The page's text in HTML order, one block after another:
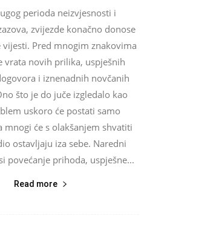
perioda neizvjesnosti i
zvijezde konačno donose
vijesti. Pred mnogim znakovima
vrata novih prilika, uspješnih
i iznenadnih novčanih
što je do juče izgledalo kao
uskoro će postati samo
mnogi će s olakšanjem shvatiti
ostavljaju iza sebe. Naredni
povećanje prihoda, uspješne...
Read more